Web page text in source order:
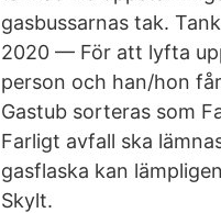
gasbussarnas tak.
2020 — För att lyfta
person och han/hon
Gastub sorteras som
Farligt avfall ska
gasflaska kan
Skylt.